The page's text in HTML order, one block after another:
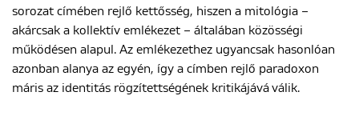
sorozat címében rejlő kettősség, hiszen a mitológia –
akárcsak a kollektív emlékezet – általában közösségi
működésen alapul. Az emlékezethez ugyancsak hasonlóan
azonban alanya az egyén, így a címben rejlő paradoxon
máris az identitás rögzítettségének kritikájává válik.